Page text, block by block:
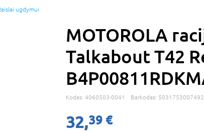
ugdymui
MOTOROLA
Talkabout T42
Kodas: 4060503-0041 Barkodas: 5031753007492
32,39 €